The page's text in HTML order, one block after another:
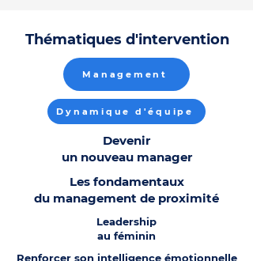
Thématiques d'intervention
Management
Dynamique d'équipe
Devenir
un nouveau manager
Les fondamentaux
du management de proximité
Leadership
au féminin
Renforcer son intelligence émotionnelle